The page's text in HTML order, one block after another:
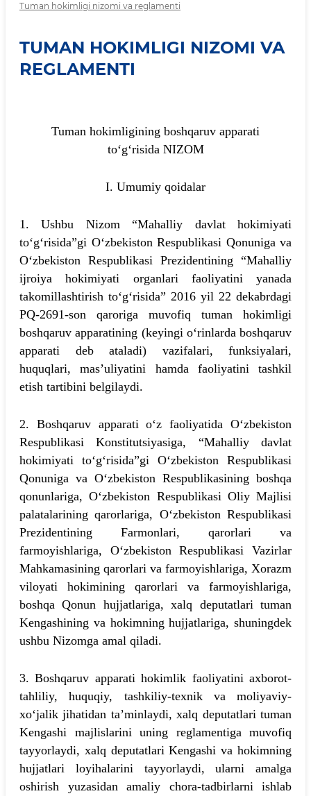
Tuman hokimligi nizomi va reglamenti
TUMAN HOKIMLIGI NIZOMI VA
REGLAMENTI
Tuman hokimligining boshqaruv apparati
to‘g‘risida NIZOM
I. Umumiy qoidalar
1. Ushbu Nizom “Mahalliy davlat hokimiyati
to‘g‘risida”gi O‘zbekiston Respublikasi Qonuniga va
O‘zbekiston Respublikasi Prezidentining “Mahalliy
ijroiya hokimiyati organlari faoliyatini yanada
takomillashtirish to‘g‘risida” 2016 yil 22 dekabrdagi
PQ-2691-son qaroriga muvofiq tuman hokimligi
boshqaruv apparatining (keyingi o‘rinlarda boshqaruv
apparati deb ataladi) vazifalari, funksiyalari,
huquqlari, mas’uliyatini hamda faoliyatini tashkil
etish tartibini belgilaydi.
2. Boshqaruv apparati o‘z faoliyatida O‘zbekiston
Respublikasi Konstitutsiyasiga, “Mahalliy davlat
hokimiyati to‘g‘risida”gi O‘zbekiston Respublikasi
Qonuniga va O‘zbekiston Respublikasining boshqa
qonunlariga, O‘zbekiston Respublikasi Oliy Majlisi
palatalarining qarorlariga, O‘zbekiston Respublikasi
Prezidentining Farmonlari, qarorlari va
farmoyishlariga, O‘zbekiston Respublikasi Vazirlar
Mahkamasining qarorlari va farmoyishlariga, Xorazm
viloyati hokimining qarorlari va farmoyishlariga,
boshqa Qonun hujjatlariga, xalq deputatlari tuman
Kengashining va hokimning hujjatlariga, shuningdek
ushbu Nizomga amal qiladi.
3. Boshqaruv apparati hokimlik faoliyatini axborot-
tahliliy, huquqiy, tashkiliy-texnik va moliyaviy-
xo‘jalik jihatidan ta’minlaydi, xalq deputatlari tuman
Kengashi majlislarini uning reglamentiga muvofiq
tayyorlaydi, xalq deputatlari Kengashi va hokimning
hujjatlari loyihalarini tayyorlaydi, ularni amalga
oshirish yuzasidan amaliy chora-tadbirlarni ishlab